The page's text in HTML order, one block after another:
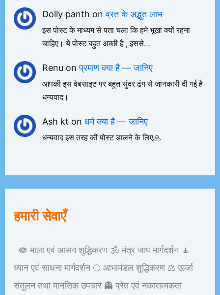
Dolly panth onव्रत के अद्भुत लाभ
इस पोस्ट के माध्यम से पता चला कि हमे भूखा क्यों रहना
चाहिए। ये पोस्ट बहुत अच्छी है , इससे…
Renu onप्रमाण क्या है — जानिए
आपकी इस वेबसाइट पर बहुत सुंदर ढंग से जानकारी दी गई है
धन्यवाद।
Ash kt onधर्म क्या है — जानिए
धन्यवाद इस तरह की पोस्ट डालने के लिए🙏
हमारी सेवाएँ
🪷 माला एवं आसन शुद्धिकरण 🕉️ मंत्र जाप मार्गदर्शन 🧘
ध्यान एवं साधना मार्गदर्शन 🌕 आभामंडल शुद्धिकरण ⚖️ ऊर्जा
संतुलन तथा मानसिक उपचार 👻 प्रेत एवं नकारात्मकता